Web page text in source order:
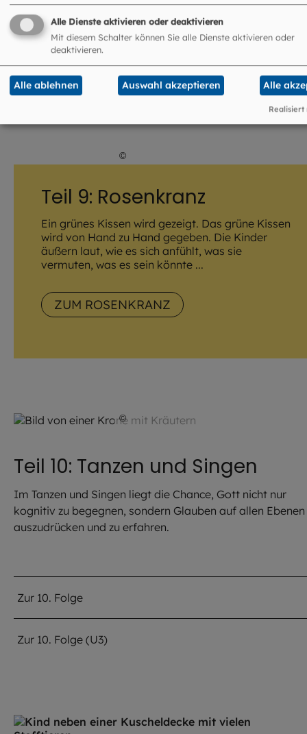
©
Teil 9: Rosenkranz
Ein grünes Kissen wird gezeigt. Das grüne Kissen
wird von Hand zu Hand gegeben. Die Kinder
äußern laut, wie es sich anfühlt, was sie
vermuten, was es sein könnte ...
ZUM ROSENKRANZ
© Julia Romeiß / EOM
Teil 10: Tanzen und Singen
Im Tanzen und Singen liegt die Chance, Gott nicht nur
kognitiv zu begegnen, sondern Glauben auf allen Ebenen
auszudrücken und zu erfahren.
Zur 10. Folge
Zur 10. Folge (U3)
Alle Dienste aktivieren oder deaktivieren
Mit diesem Schalter können Sie alle Dienste aktivieren oder
deaktivieren.
Alle ablehnen Auswahl akzeptieren Alle
Realisiert